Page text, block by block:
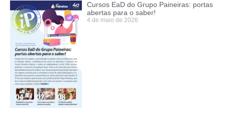
Cursos EaD do Grupo Paineiras: portas
abertas para o saber!
4 de maio de 2026